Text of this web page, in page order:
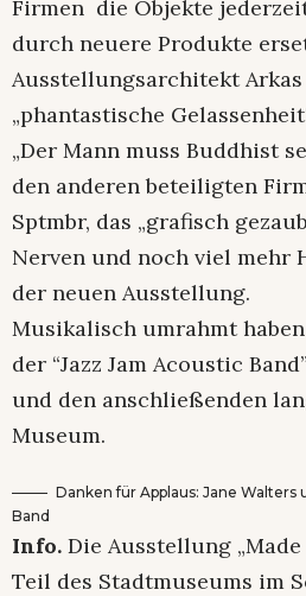
Firmen die Objekte
durch neuere Produkte
Ausstellungsarchitekt Arkas
„phantastische
„Der Mann muss Buddhist
den anderen beteiligten
Sptmbr, das „grafisch
Nerven und noch viel mehr
der neuen Ausstellung.
Musikalisch umrahmt
der “Jazz Jam Acoustic
und den anschließenden
Museum.
Danken für Applaus: Jane Walters
Band
Info. Die Ausstellung
Teil des Stadtmuseums im